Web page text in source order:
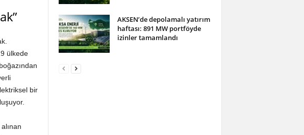
ülkede
bir
AKSEN’de depolamalı yatırım
haftası: 891 MW portföyde
izinler tamamlandı